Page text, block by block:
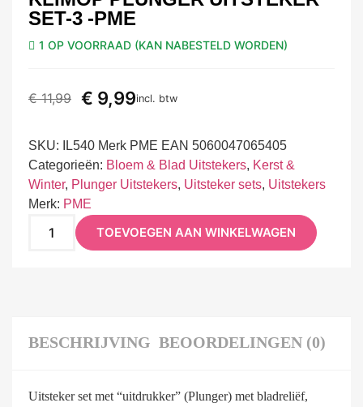
SET-3 -PME
1 OP VOORRAAD (KAN NABESTELD WORDEN)
€11,99 € 9,99incl. btw
SKU:
IL540 Merk PME EAN 5060047065405
Categorieën: Bloem & Blad Uitstekers, Kerst &
Winter, Plunger Uitstekers, Uitsteker sets, Uitstekers
Merk: PME
TOEVOEGEN AAN WINKELWAGEN
BESCHRIJVING BEOORDELINGEN (0)
Uitsteker set met “uitdrukker” (Plunger) met bladreliëf,